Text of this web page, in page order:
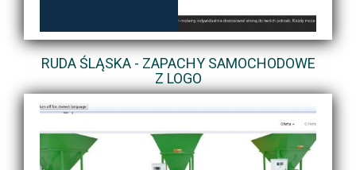
RUDA ŚLĄSKA - ZAPACHY SAMOCHODOWE
Z LOGO